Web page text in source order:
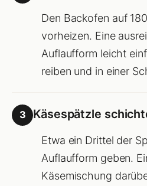
Den Backofen auf
vorheizen. Eine
Auflaufform leicht
reiben und in einer
3 Käsespätzle
Etwa ein Drittel der
Auflaufform geben.
Käsemischung